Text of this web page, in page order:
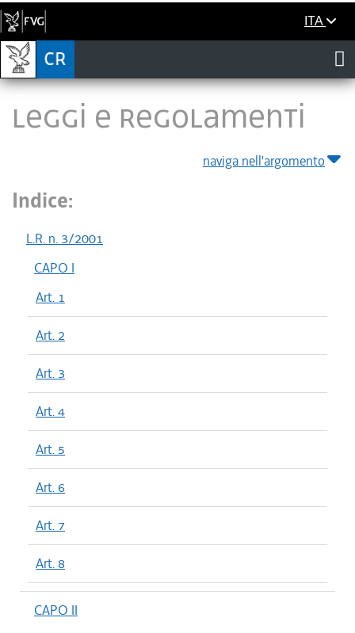
ITA
LEGGI E REGOLAMENTI
naviga nell'argomento
Indice:
L.R. n. 3/2001
CAPO I
Art. 1
Art. 2
Art. 3
Art. 4
Art. 5
Art. 6
Art. 7
Art. 8
CAPO II